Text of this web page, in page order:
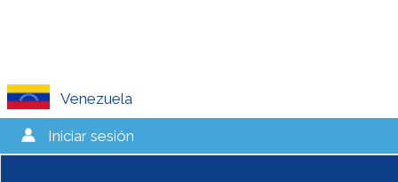
Venezuela
Iniciar sesión